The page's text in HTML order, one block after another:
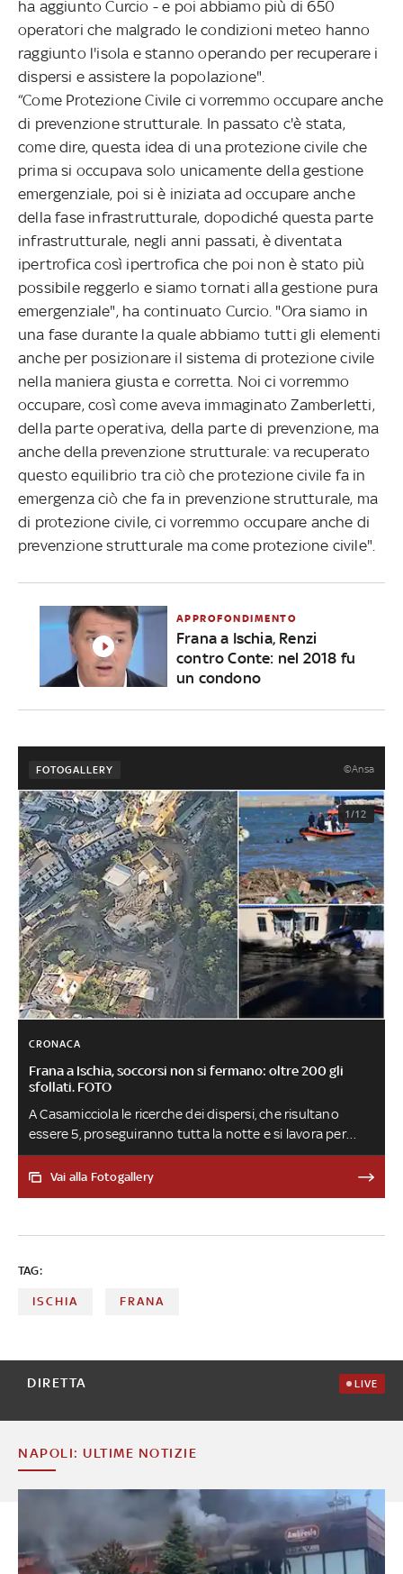
ha aggiunto Curcio - e poi abbiamo più di 650
operatori che malgrado le condizioni meteo hanno
raggiunto l'isola e stanno operando per recuperare i
dispersi e assistere la popolazione".
“Come Protezione Civile ci vorremmo occupare anche
di prevenzione strutturale. In passato c'è stata,
come dire, questa idea di una protezione civile che
prima si occupava solo unicamente della gestione
emergenziale, poi si è iniziata ad occupare anche
della fase infrastrutturale, dopodiché questa parte
infrastrutturale, negli anni passati, è diventata
ipertrofica così ipertrofica che poi non è stato più
possibile reggerlo e siamo tornati alla gestione pura
emergenziale", ha continuato Curcio. "Ora siamo in
una fase durante la quale abbiamo tutti gli elementi
anche per posizionare il sistema di protezione civile
nella maniera giusta e corretta. Noi ci vorremmo
occupare, così come aveva immaginato Zamberletti,
della parte operativa, della parte di prevenzione, ma
anche della prevenzione strutturale: va recuperato
questo equilibrio tra ciò che protezione civile fa in
emergenza ciò che fa in prevenzione strutturale, ma
di protezione civile, ci vorremmo occupare anche di
prevenzione strutturale ma come protezione civile".
APPROFONDIMENTO
Frana a Ischia, Renzi
contro Conte: nel 2018 fu
un condono
FOTOGALLERY ©Ansa
1/12
CRONACA
Frana a Ischia, soccorsi non si fermano: oltre 200 gli
sfollati. FOTO
A Casamicciola le ricerche dei dispersi, che risultano
essere 5, proseguiranno tutta la notte e si lavora per
pulire le strade più danneggiate dal maltempo. Sono
oltre 100 i volontari della Protezione civile regionale
reato di disastro colposo, allo stato senza indagati
Vai alla Fotogallery
TAG:
ISCHIA FRANA
DIRETTA LIVE
NAPOLI: ULTIME NOTIZIE